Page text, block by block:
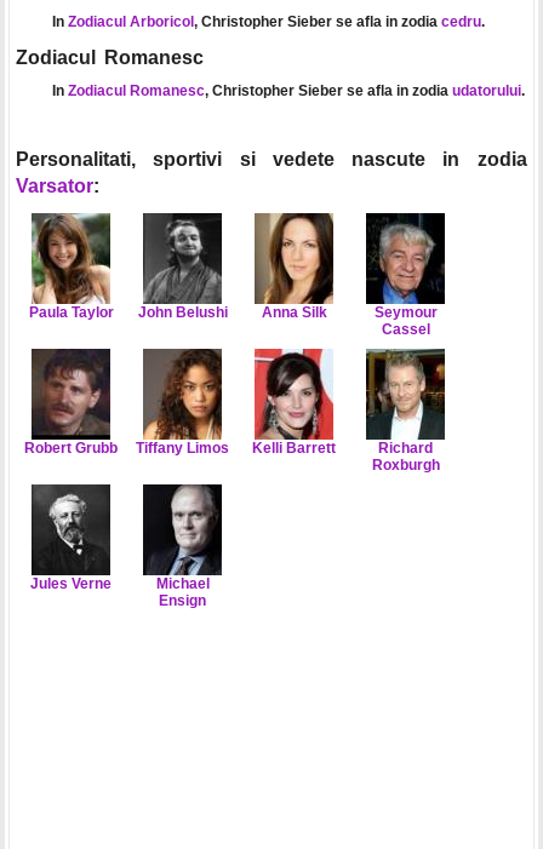
In Zodiacul Arboricol, Christopher Sieber se afla in zodia cedru.
Zodiacul Romanesc
In Zodiacul Romanesc, Christopher Sieber se afla in zodia udatorului.
Personalitati, sportivi si vedete nascute in zodia
Varsator:
Paula Taylor John Belushi Anna Silk
Seymour
Cassel
Robert Grubb Tiffany Limos Kelli Barrett
Richard
Roxburgh
Jules Verne
Michael
Ensign